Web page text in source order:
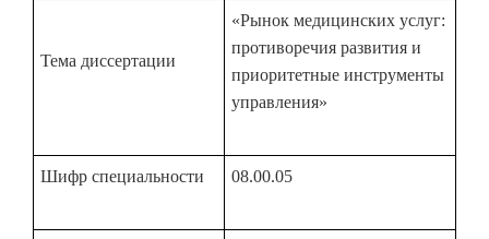
Тема диссертации
«Рынок медицинских услуг:
противоречия развития и
приоритетные инструменты
управления»
Шифр специальности 08.00.05